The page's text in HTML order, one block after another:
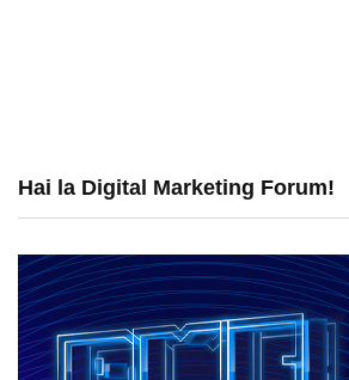
Hai la Digital Marketing Forum!